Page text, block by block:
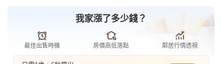
我家漲了多少錢？
最佳出售時機 房價高低落點 鄰居行情透視